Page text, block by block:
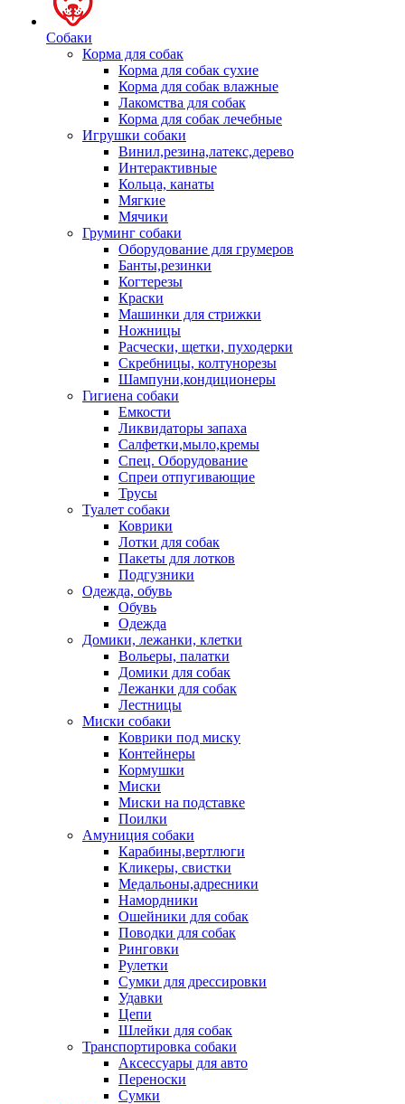
Собаки
Корма для собак
Корма для собак сухие
Корма для собак влажные
Лакомства для собак
Корма для собак лечебные
Игрушки собаки
Винил,резина,латекс,дерево
Интерактивные
Кольца, канаты
Мягкие
Мячики
Груминг собаки
Оборудование для грумеров
Банты,резинки
Когтерезы
Краски
Машинки для стрижки
Ножницы
Расчески, щетки, пуходерки
Скребницы, колтунорезы
Шампуни,кондиционеры
Гигиена собаки
Емкости
Ликвидаторы запаха
Салфетки,мыло,кремы
Спец. Оборудование
Спреи отпугивающие
Трусы
Туалет собаки
Коврики
Лотки для собак
Пакеты для лотков
Подгузники
Одежда, обувь
Обувь
Одежда
Домики, лежанки, клетки
Вольеры, палатки
Домики для собак
Лежанки для собак
Лестницы
Миски собаки
Коврики под миску
Контейнеры
Кормушки
Миски
Миски на подставке
Поилки
Амуниция собаки
Карабины,вертлюги
Кликеры, свистки
Медальоны,адресники
Намордники
Ошейники для собак
Поводки для собак
Ринговки
Рулетки
Сумки для дрессировки
Удавки
Цепи
Шлейки для собак
Транспортировка собаки
Аксессуары для авто
Переноски
Сумки